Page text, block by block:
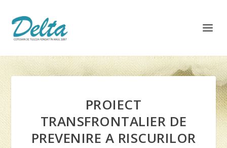
PROIECT
TRANSFRONTALIER DE
PREVENIRE A RISCURILOR